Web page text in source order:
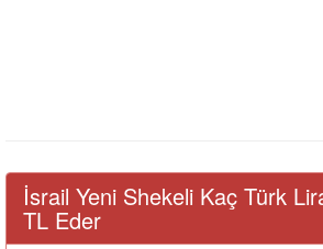
İsrail Yeni Shekeli Kaç Türk
TL Eder